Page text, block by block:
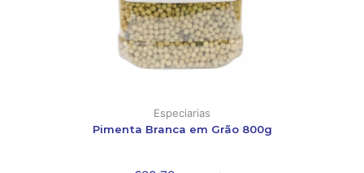
Especiarias
Pimenta Branca em Grão 800g